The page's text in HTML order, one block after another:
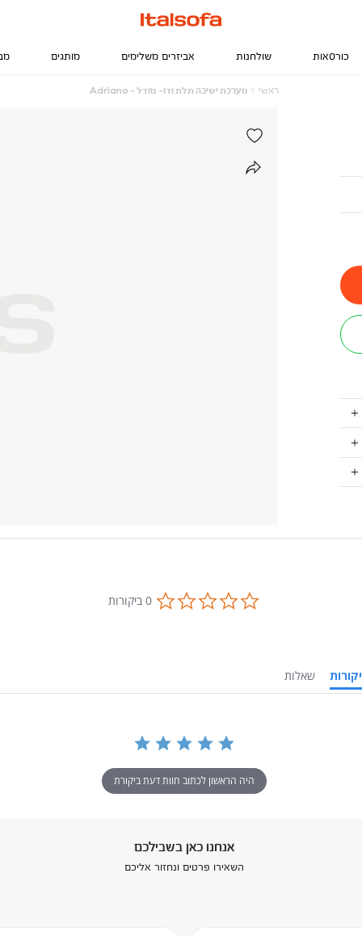
כורסאות שולחנות אביזרים משלימים מותגים
ראשי ראשי
מערכת ישיבה תלת ודו- מודל - Adriano
מערכת
0.0
star
0 ביקורות
ביקורות
שאלות
היה הראשון לכתוב חוות דעת ביקורת
אנחנו כאן בשבילכם
השאירו פרטים ונחזור אליכם